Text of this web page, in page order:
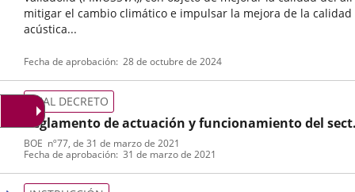
mitigar el cambio climático e impulsar la mejora de la calidad
acústica...
de
normativa
boletin
Fecha de aprobación 28 de octubre de 2024
Reglamento de actuación y funcionamiento del
público por medios electrónicos
Tipo
de
normativa
REAL DECRETO
Referencia
boletin
BOE nº77, de 31 de marzo de 2021
Fecha de aprobación 31 de marzo de 2021